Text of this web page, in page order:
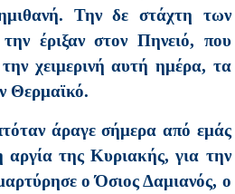
Την δε στάχτη των
έριξαν στον Πηνειό, που
χειμερινή αυτή ημέρα, τα
Θερμαϊκό.
άραγε σήμερα από εμάς
αργία της Κυριακής, για την
ο Όσιος Δαμιανός, ο